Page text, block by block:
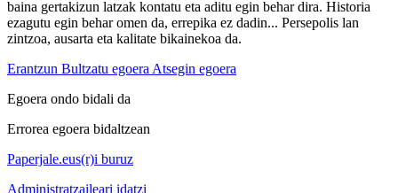
baina gertakizun latzak kontatu eta aditu egin behar dira. Historia
ezagutu egin behar omen da, errepika ez dadin... Persepolis lan
zintzoa, ausarta eta kalitate bikainekoa da.
Erantzun Bultzatu egoera Atsegin egoera
Egoera ondo bidali da
Errorea egoera bidaltzean
Paperjale.eus(r)i buruz
Administratzaileari idatzi